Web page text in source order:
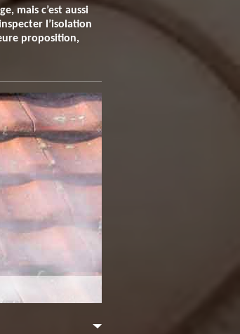
mais c’est aussi
l’isolation
proposition,